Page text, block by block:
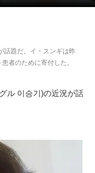
話題だ。イ・スンギは昨
者のために寄付した。
ル 이승기)の近況が話